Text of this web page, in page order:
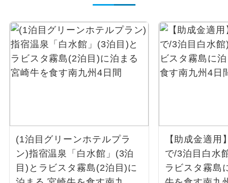
(1泊目グリーンホテルプラ
ン)指宿温泉「白水館」(3泊
目)とラビスタ霧島(2泊目)に
【助成金適
で/3泊目白水
ラビスタ霧島